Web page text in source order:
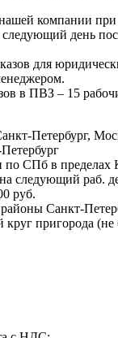
компании при
день
для
в ПВЗ – 15
Петербург,
по СПб в
следующий раб.
руб.
Санкт-
круг пригорода